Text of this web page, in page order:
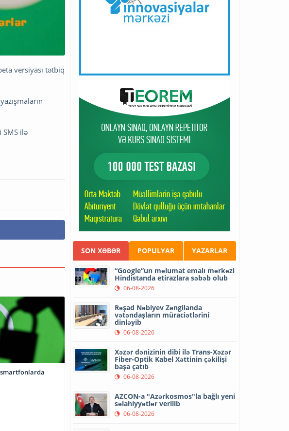
versiyası tətbiq
ilə
smartfonlarda
SON XƏBƏR POPULYAR YAZARLAR
“Google”un məlumat emalı mərkəzi
Hindistanda etirazlara səbəb olub
06-08-2026
Rəşad Nəbiyev Zəngilanda
vətəndaşların müraciətlərini
dinləyib
06-08-2026
Xəzər dənizinin dibi ilə Trans-Xəzər
Fiber-Optik Kabel Xəttinin çəkilişi
başa çatıb
06-08-2026
AZCON-a "Azərkosmos"la bağlı yeni
səlahiyyətlər verilib
06-08-2026